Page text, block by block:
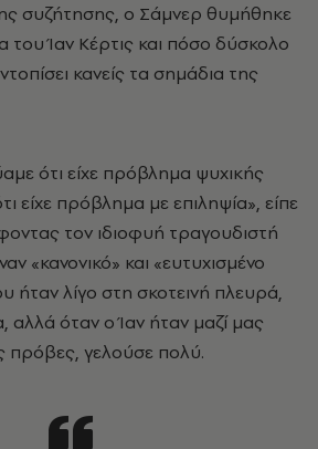
συζήτησης, ο Σάμνερ θυμήθηκε
του Ίαν Κέρτις και πόσο δύσκολο
κανείς τα σημάδια της
ότι είχε πρόβλημα ψυχικής
είχε πρόβλημα με επιληψία», είπε
τον ιδιοφυή τραγουδιστή
«κανονικό» και «ευτυχισμένο
ήταν λίγο στη σκοτεινή πλευρά,
αλλά όταν ο Ίαν ήταν μαζί μας
πρόβες, γελούσε πολύ.